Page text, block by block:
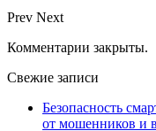
Prev Next
Комментарии закрыты.
Свежие записи
Безопасность
от мошенников и